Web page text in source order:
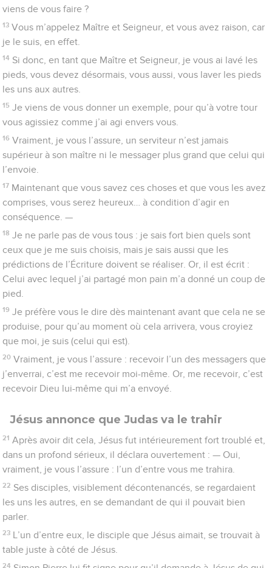
viens de vous faire ?
13 Vous m’appelez Maître et Seigneur, et vous avez raison, car
je le suis, en effet.
14 Si donc, en tant que Maître et Seigneur, je vous ai lavé les
pieds, vous devez désormais, vous aussi, vous laver les pieds
les uns aux autres.
15 Je viens de vous donner un exemple, pour qu’à votre tour
vous agissiez comme j’ai agi envers vous.
16 Vraiment, je vous l’assure, un serviteur n’est jamais
supérieur à son maître ni le messager plus grand que celui qui
l’envoie.
17 Maintenant que vous savez ces choses et que vous les avez
comprises, vous serez heureux… à condition d’agir en
conséquence. —
18 Je ne parle pas de vous tous : je sais fort bien quels sont
ceux que je me suis choisis, mais je sais aussi que les
prédictions de l’Écriture doivent se réaliser. Or, il est écrit :
Celui avec lequel j’ai partagé mon pain m’a donné un coup de
pied.
19 Je préfère vous le dire dès maintenant avant que cela ne se
produise, pour qu’au moment où cela arrivera, vous croyiez
que moi, je suis (celui qui est).
20 Vraiment, je vous l’assure : recevoir l’un des messagers que
j’enverrai, c’est me recevoir moi-même. Or, me recevoir, c’est
recevoir Dieu lui-même qui m’a envoyé.
Jésus annonce que Judas va le trahir
21 Après avoir dit cela, Jésus fut intérieurement fort troublé et,
dans un profond sérieux, il déclara ouvertement : — Oui,
vraiment, je vous l’assure : l’un d’entre vous me trahira.
22 Ses disciples, visiblement décontenancés, se regardaient
les uns les autres, en se demandant de qui il pouvait bien
parler.
23 L’un d’entre eux, le disciple que Jésus aimait, se trouvait à
table juste à côté de Jésus.
24